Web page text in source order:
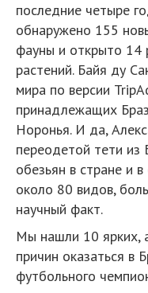
последние четыре
обнаружено 155
фауны и открыто 14
растений. Байя ду
мира по версии
принадлежащих
Норонья. И да,
переодетой тети из
обезьян в стране и
около 80 видов,
научный факт.
Мы нашли 10 ярких,
причин оказаться в
футбольного